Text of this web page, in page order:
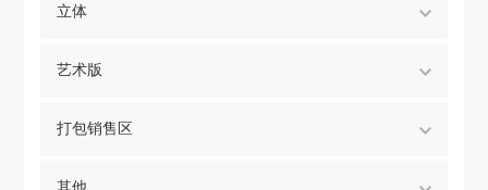
立体
艺术版
打包销售区